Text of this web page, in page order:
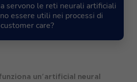
servono le reti neurali artificiali
essere utili nei processi di
customer care?
un’artificial neural